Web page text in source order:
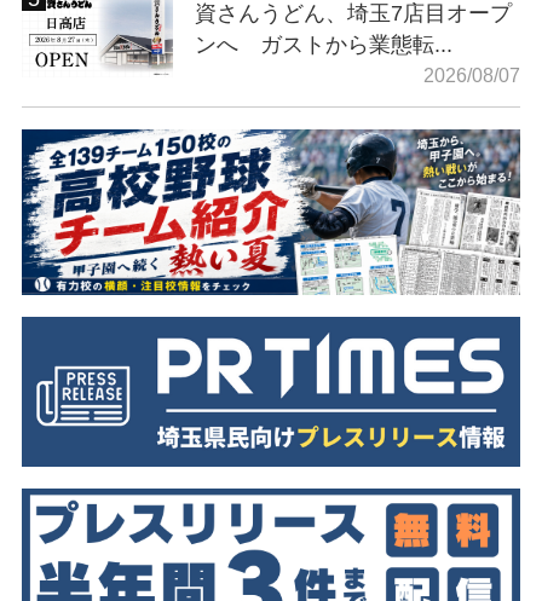
資さんうどん、埼玉7店目オープ
ンへ ガストから業態転...
2026/08/07